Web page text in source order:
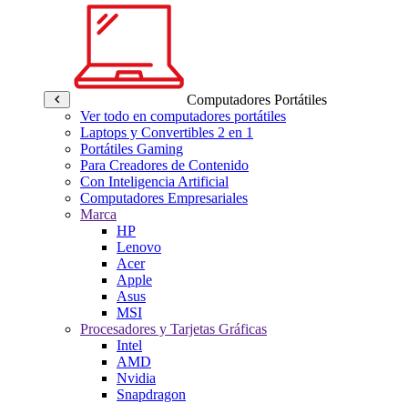
Computadores Portátiles
Ver todo en computadores portátiles
Laptops y Convertibles 2 en 1
Portátiles Gaming
Para Creadores de Contenido
Con Inteligencia Artificial
Computadores Empresariales
Marca
HP
Lenovo
Acer
Apple
Asus
MSI
Procesadores y Tarjetas Gráficas
Intel
AMD
Nvidia
Snapdragon